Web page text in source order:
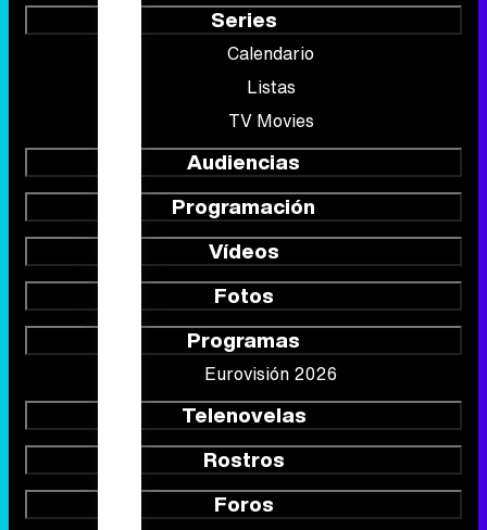
Series
Calendario
Listas
TV Movies
Audiencias
Programación
Vídeos
Fotos
Programas
Eurovisión 2026
Telenovelas
Rostros
Foros